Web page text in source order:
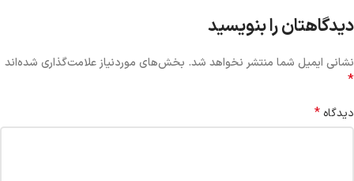
دیدگاهتان را بنویسید
نشانی ایمیل شما منتشر نخواهد شد. بخش‌های موردنیاز علامت‌گذاری شده‌اند
*
دیدگاه *